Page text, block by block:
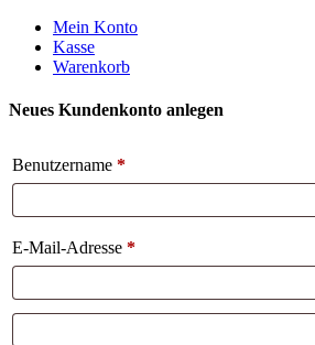
Weiter
zum
Inhalt
Mein Konto
Kasse
Warenkorb
Neues Kundenkonto anlegen
Benutzername *
E-Mail-Adresse *